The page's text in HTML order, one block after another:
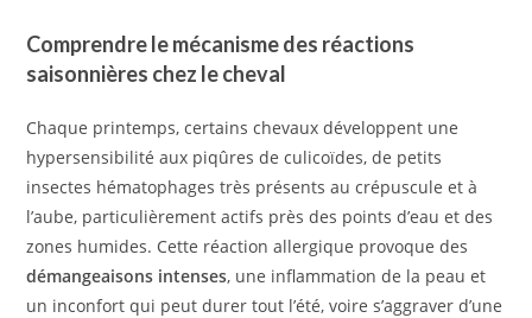
Comprendre le mécanisme des réactions
saisonnières chez le cheval
Chaque printemps, certains chevaux développent une
hypersensibilité aux piqûres de culicoïdes, de petits
insectes hématophages très présents au crépuscule et à
l’aube, particulièrement actifs près des points d’eau et des
zones humides. Cette réaction allergique provoque des
démangeaisons intenses, une inflammation de la peau et
un inconfort qui peut durer tout l’été, voire s’aggraver d’une